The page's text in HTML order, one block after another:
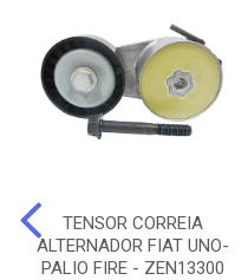
TENSOR CORREIA
ALTERNADOR FIAT UNO-
PALIO FIRE - ZEN13300